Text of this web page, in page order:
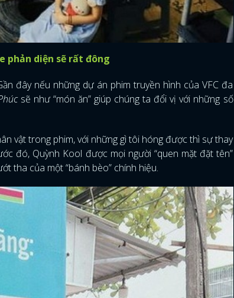
phản diện sẽ rất đông
đây nếu những dự án phim truyền hình của VFC đa
sẽ như “món ăn” giúp chúng ta đổi vị với những số
vật trong phim, với những gì tôi hóng được thì sự thay
đó, Quỳnh Kool được mọi người “quen mặt đặt tên”
tha của một “bánh bèo” chính hiệu.